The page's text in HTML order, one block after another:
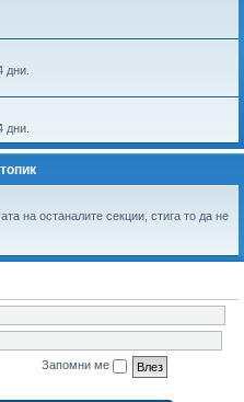
дни.
дни.
на останалите секции, стига то да не
Запомни ме